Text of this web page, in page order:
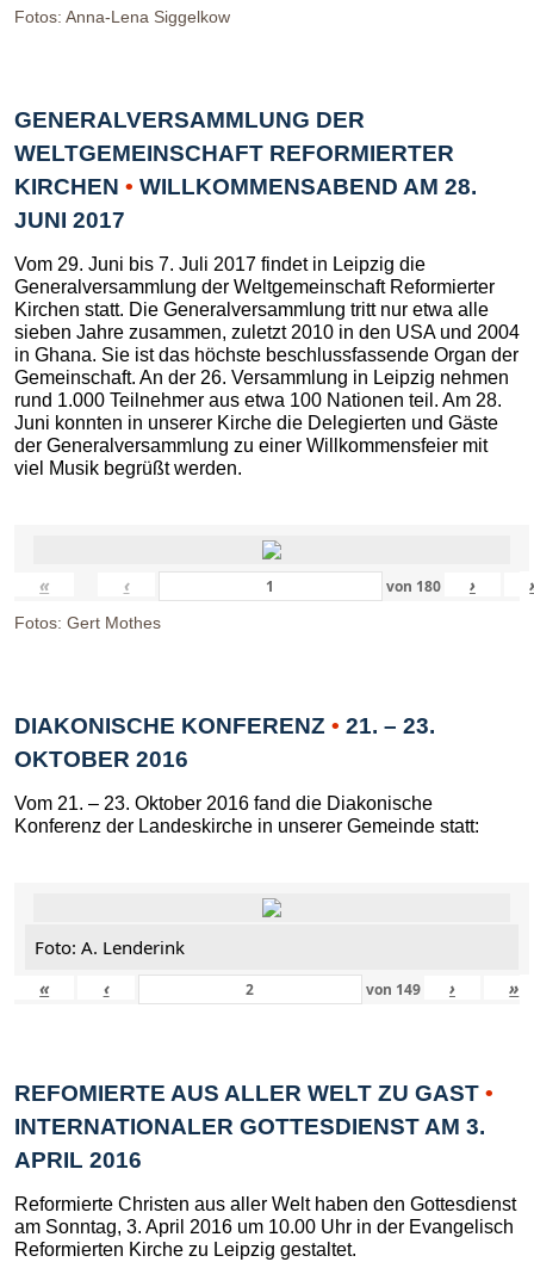
Fotos: Anna-Lena Siggelkow
GENERALVERSAMMLUNG DER
WELTGEMEINSCHAFT REFORMIERTER
KIRCHEN • WILLKOMMENSABEND AM 28.
JUNI 2017
Vom 29. Juni bis 7. Juli 2017 findet in Leipzig die
Generalversammlung der Weltgemeinschaft Reformierter
Kirchen statt. Die Generalversammlung tritt nur etwa alle
sieben Jahre zusammen, zuletzt 2010 in den USA und 2004
in Ghana. Sie ist das höchste beschlussfassende Organ der
Gemeinschaft. An der 26. Versammlung in Leipzig nehmen
rund 1.000 Teilnehmer aus etwa 100 Nationen teil. Am 28.
Juni konnten in unserer Kirche die Delegierten und Gäste
der Generalversammlung zu einer Willkommensfeier mit
viel Musik begrüßt werden.
« ‹ von 180 ›
Fotos: Gert Mothes
DIAKONISCHE KONFERENZ • 21. – 23.
OKTOBER 2016
Vom 21. – 23. Oktober 2016 fand die Diakonische
Konferenz der Landeskirche in unserer Gemeinde statt:
Foto: A. Lenderink
«
‹ von 149 › »
REFOMIERTE AUS ALLER WELT ZU GAST •
INTERNATIONALER GOTTESDIENST AM 3.
APRIL 2016
Reformierte Christen aus aller Welt haben den Gottesdienst
am Sonntag, 3. April 2016 um 10.00 Uhr in der Evangelisch
Reformierten Kirche zu Leipzig gestaltet.